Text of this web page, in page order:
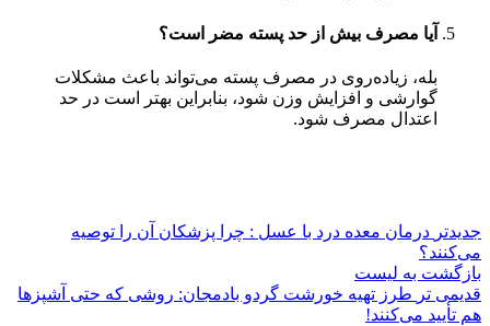
آیا مصرف بیش از حد پسته مضر است؟
بله، زیاده‌روی در مصرف پسته می‌تواند باعث مشکلات
گوارشی و افزایش وزن شود، بنابراین بهتر است در حد
اعتدال مصرف شود.
جدیدتر درمان معده درد با عسل : چرا پزشکان آن را توصیه
می‌کنند؟
بازگشت به لیست
قدیمی تر طرز تهیه خورشت گردو بادمجان: روشی که حتی آشپزها
هم تأیید می‌کنند!